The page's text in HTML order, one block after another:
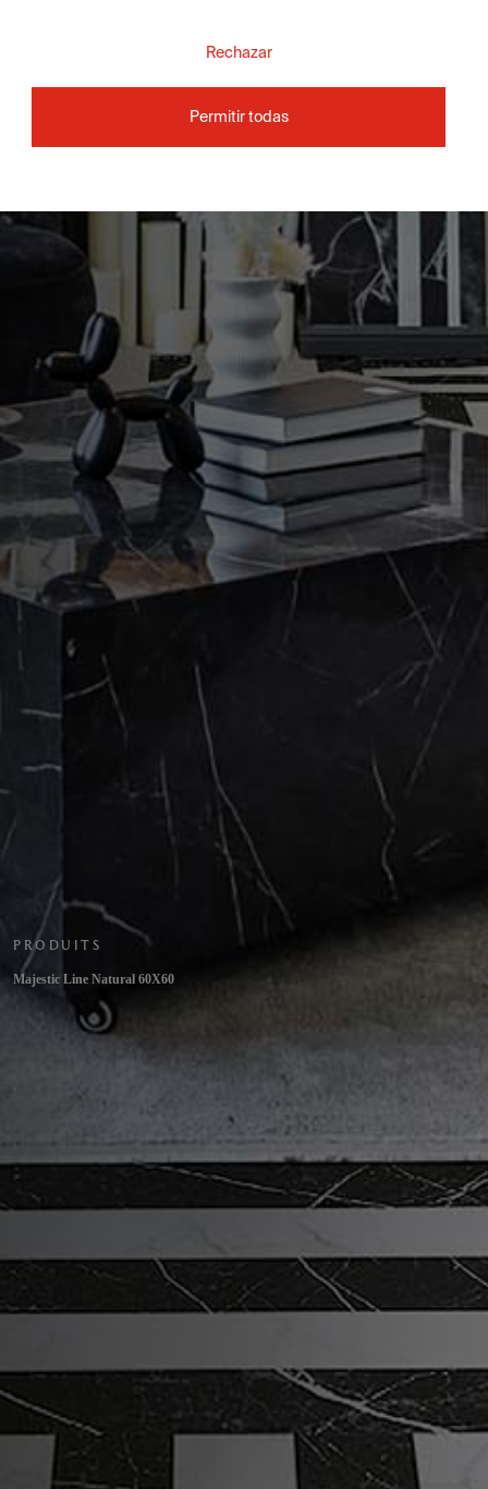
PRODUITS
Majestic Line Natural 60X60
Rechazar
Permitir todas